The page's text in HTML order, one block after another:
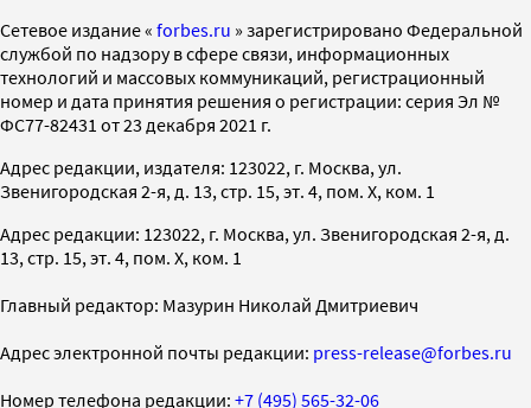
Cетевое издание « forbes.ru » зарегистрировано Федеральной
службой по надзору в сфере связи, информационных
технологий и массовых коммуникаций, регистрационный
номер и дата принятия решения о регистрации: серия Эл №
ФС77-82431 от 23 декабря 2021 г.
Адрес редакции, издателя: 123022, г. Москва, ул.
Звенигородская 2-я, д. 13, стр. 15, эт. 4, пом. X, ком. 1
Адрес редакции: 123022, г. Москва, ул. Звенигородская 2-я, д.
13, стр. 15, эт. 4, пом. X, ком. 1
Главный редактор: Мазурин Николай Дмитриевич
Адрес электронной почты редакции: press-release@forbes.ru
Номер телефона редакции: +7 (495) 565-32-06